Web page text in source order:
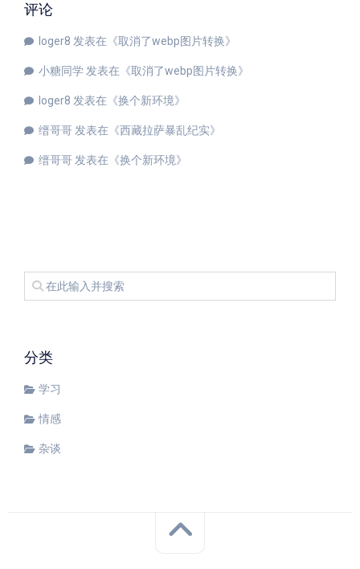
评论
loger8 发表在《取消了webp图片转换》
小糖同学发表在《取消了webp图片转换》
loger8 发表在《换个新环境》
缙哥哥发表在《西藏拉萨暴乱纪实》
缙哥哥发表在《换个新环境》
分类
学习
情感
杂谈